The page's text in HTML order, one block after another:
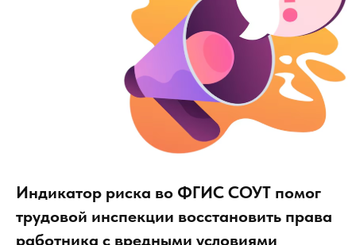
Индикатор риска во ФГИС СОУТ помог
трудовой инспекции восстановить права
работника с вредными условиями